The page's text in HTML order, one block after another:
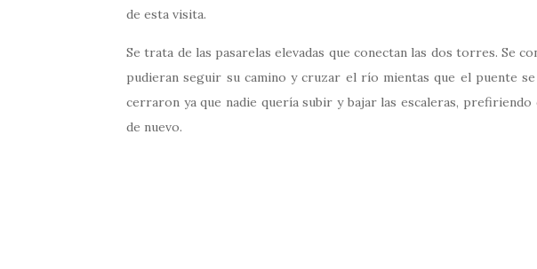
de esta visita.
Se trata de las pasarelas elevadas que conectan las dos torres. Se
pudieran seguir su camino y cruzar el río mientas que el puente se
cerraron ya que nadie quería subir y bajar las escaleras,
de nuevo.